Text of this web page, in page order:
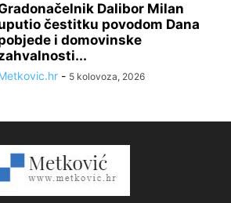
Dalibor Milan
čestitku povodom Dana
i domovinske
- 5 kolovoza, 2026